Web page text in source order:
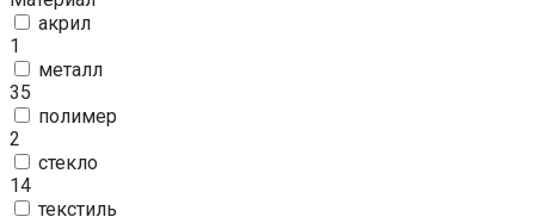
акрил
1
металл
35
полимер
2
стекло
14
текстиль